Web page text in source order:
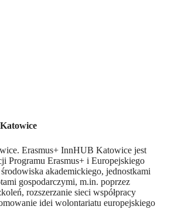
Erasmus+ InnHUB Katowice jest
Programu Erasmus+ i Europejskiego
akademickiego, jednostkami
gospodarczymi, m.in. poprzez
rozszerzanie sieci współpracy
idei wolontariatu europejskiego